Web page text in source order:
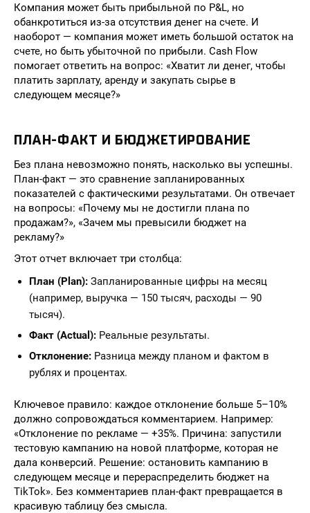
Компания может быть прибыльной по P&L, но
обанкротиться из-за отсутствия денег на счете. И
наоборот — компания может иметь большой остаток на
счете, но быть убыточной по прибыли. Cash Flow
помогает ответить на вопрос: «Хватит ли денег, чтобы
платить зарплату, аренду и закупать сырье в
следующем месяце?»
ПЛАН-ФАКТ И БЮДЖЕТИРОВАНИЕ
Без плана невозможно понять, насколько вы успешны.
План-факт — это сравнение запланированных
показателей с фактическими результатами. Он отвечает
на вопросы: «Почему мы не достигли плана по
продажам?», «Зачем мы превысили бюджет на
рекламу?»
Этот отчет включает три столбца:
План (Plan): Запланированные цифры на месяц
(например, выручка — 150 тысяч, расходы — 90
тысяч).
Факт (Actual): Реальные результаты.
Отклонение: Разница между планом и фактом в
рублях и процентах.
Ключевое правило: каждое отклонение больше 5–10%
должно сопровождаться комментарием. Например:
«Отклонение по рекламе — +35%. Причина: запустили
тестовую кампанию на новой платформе, которая не
дала конверсий. Решение: остановить кампанию в
следующем месяце и перераспределить бюджет на
TikTok». Без комментариев план-факт превращается в
красивую таблицу без смысла.